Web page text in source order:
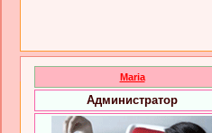
Maria
Администратор